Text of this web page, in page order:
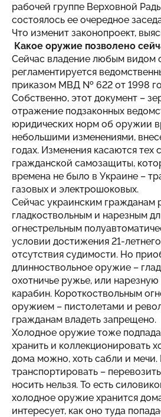
рабочей группе Верховной
состоялось ее очередное
Что изменит законопроект,
Какое оружие позволено
Сейчас владение любым видом
регламентируется
приказом МВД № 622 от 1998
Собственно, этот документ –
отражение подзаконных
юридических норм об оружии
небольшими изменениями,
годах. Изменения касаются тех
гражданской самозащиты,
времена не было в Украине –
газовых и электрошоковых.
Сейчас украинским гражданам
гладкоствольным и нарезным
огнестрельным
условии достижения 21-
отсутствия судимости. Но
длинноствольное оружие –
охотничье ружье, или нарезную
карабин. Короткоствольным
оружием – пистолетами и
гражданам владеть запрещено.
Холодное оружие тоже
хранить и коллекционировать
дома можно, хоть сабли и мечи.
транспортировать –
носить нельзя. То есть
холодное оружие хранится
интересует, как оно туда